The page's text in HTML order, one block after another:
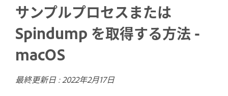
サンプルプロセスまたは
Spindump を取得する方法 -
macOS
最終更新日 :2022年2月17日